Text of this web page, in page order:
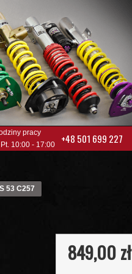
pracy
10:00 - 17:00
+48 501 699 227
53 C257
849,00 zł